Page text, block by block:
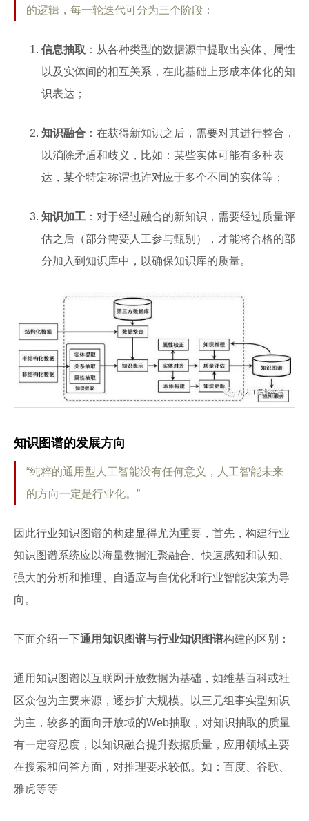
的逻辑，每一轮迭代可分为三个阶段：
信息抽取 ：从各种类型的数据源中提取出实体、属性
以及实体间的相互关系，在此基础上形成本体化的知
识表达；
知识融合 ：在获得新知识之后，需要对其进行整合，
以消除矛盾和歧义，比如：某些实体可能有多种表
达，某个特定称谓也许对应于多个不同的实体等；
知识加工 ：对于经过融合的新知识，需要经过质量评
估之后（部分需要人工参与甄别），才能将合格的部
分加入到知识库中，以确保知识库的质量。
知识图谱的发展方向
“纯粹的通用型人工智能没有任何意义，人工智能未来
的方向一定是行业化。”
因此行业知识图谱的构建显得尤为重要，首先，构建行业
知识图谱系统应以海量数据汇聚融合、快速感知和认知、
强大的分析和推理、自适应与自优化和行业智能决策为导
向。
下面介绍一下通用知识图谱与行业知识图谱构建的区别：
通用知识图谱以互联网开放数据为基础，如维基百科或社
区众包为主要来源，逐步扩大规模。以三元组事实型知识
为主，较多的面向开放域的Web抽取，对知识抽取的质量
有一定容忍度，以知识融合提升数据质量，应用领域主要
在搜索和问答方面，对推理要求较低。如：百度、谷歌、
雅虎等等